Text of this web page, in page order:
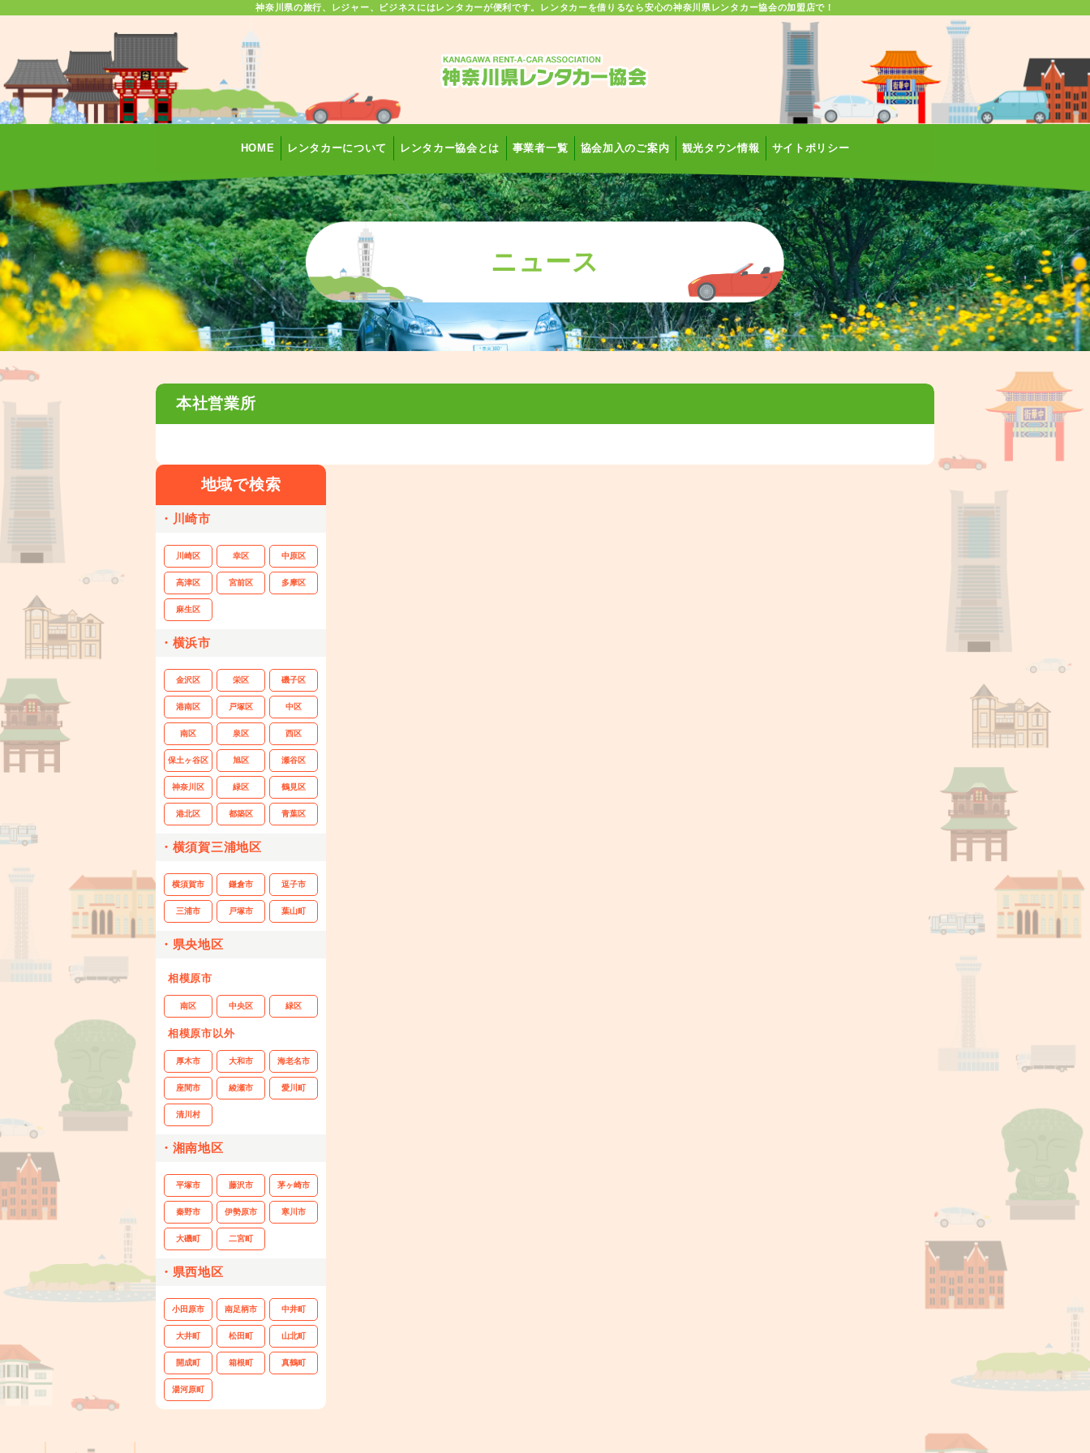
神奈川県の旅行、レジャー、ビジネスにはレンタカーが便利です。レンタカーを借りるなら安心の神奈川県レンタカー協会の加盟店で！
HOME レンタカーについて レンタカー協会とは 事業者一覧 協会加入のご案内 観光タウン情報 サイトポリシー
ニュース
本社営業所
地域で検索
・川崎市
川崎区 幸区 中原区
高津区 宮前区 多摩区
麻生区
・横浜市
金沢区 栄区 磯子区
港南区 戸塚区 中区
南区 泉区 西区
保土ヶ谷区 旭区 瀬谷区
神奈川区 緑区 鶴見区
港北区 都築区 青葉区
・横須賀三浦地区
横須賀市 鎌倉市 逗子市
三浦市 戸塚市 葉山町
・県央地区
相模原市
南区 中央区 緑区
相模原市以外
厚木市 大和市 海老名市
座間市 綾瀬市 愛川町
清川村
・湘南地区
平塚市 藤沢市 茅ヶ崎市
秦野市 伊勢原市 寒川市
大磯町 二宮町
・県西地区
小田原市 南足柄市 中井町
大井町 松田町 山北町
開成町 箱根町 真鶴町
湯河原町